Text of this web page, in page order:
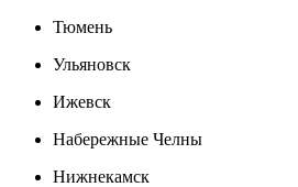
Тюмень
Ульяновск
Ижевск
Набережные Челны
Нижнекамск